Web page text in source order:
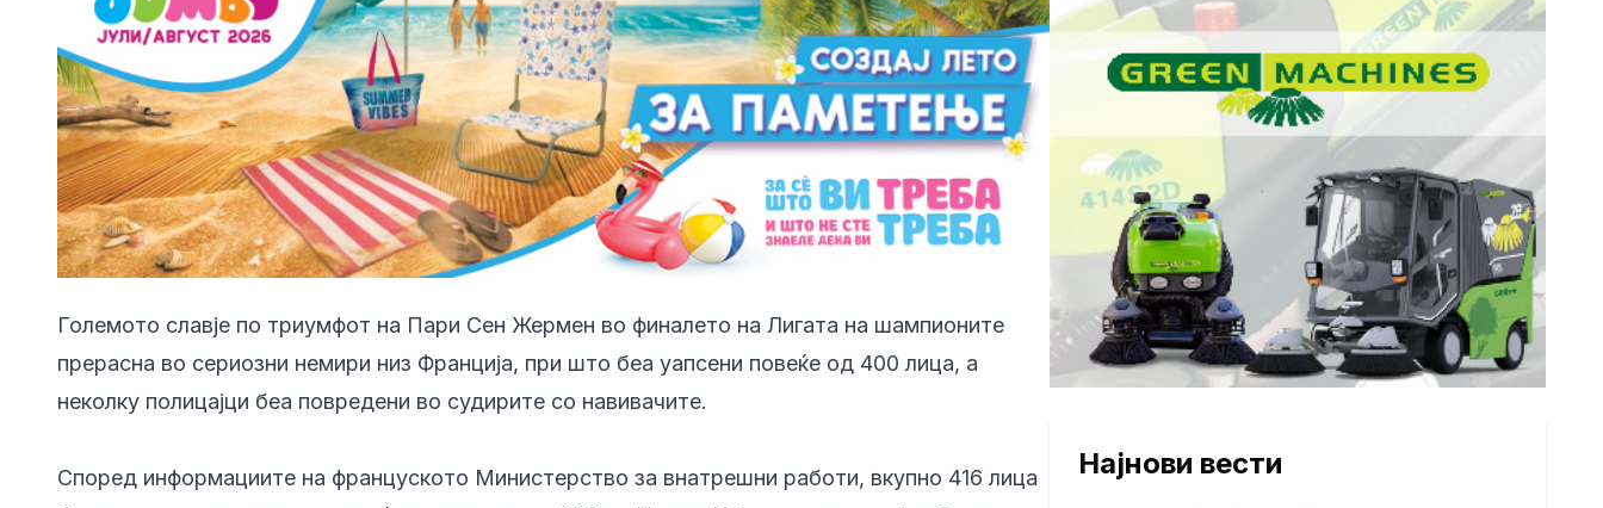
Големото славје по триумфот на Пари Сен Жермен во финалето на Лигата на шампионите
прерасна во сериозни немири низ Франција, при што беа уапсени повеќе од 400 лица, а
неколку полицајци беа повредени во судирите со навивачите.
Според информациите на француското Министерство за внатрешни работи, вкупно 416 лица
Најнови вести